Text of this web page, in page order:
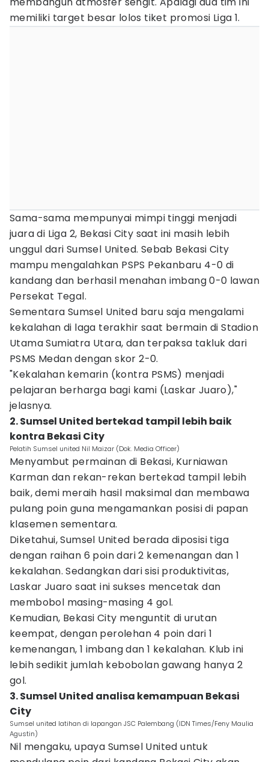
memiliki target besar lolos tiket promosi Liga 1.
Sama-sama mempunyai mimpi tinggi menjadi
juara di Liga 2, Bekasi City saat ini masih lebih
unggul dari Sumsel United. Sebab Bekasi City
mampu mengalahkan PSPS Pekanbaru 4-0 di
kandang dan berhasil menahan imbang 0-0 lawan
Persekat Tegal.
Sementara Sumsel United baru saja mengalami
kekalahan di laga terakhir saat bermain di Stadion
Utama Sumiatra Utara, dan terpaksa takluk dari
PSMS Medan dengan skor 2-0.
"Kekalahan kemarin (kontra PSMS) menjadi
pelajaran berharga bagi kami (Laskar Juaro),"
jelasnya.
2. Sumsel United bertekad tampil lebih baik
kontra Bekasi City
Pelatih Sumsel united Nil Maizar (Dok. Media Officer)
Menyambut permainan di Bekasi, Kurniawan
Karman dan rekan-rekan bertekad tampil lebih
baik, demi meraih hasil maksimal dan membawa
pulang poin guna mengamankan posisi di papan
klasemen sementara.
Diketahui, Sumsel United berada diposisi tiga
dengan raihan 6 poin dari 2 kemenangan dan 1
kekalahan. Sedangkan dari sisi produktivitas,
Laskar Juaro saat ini sukses mencetak dan
membobol masing-masing 4 gol.
Kemudian, Bekasi City menguntit di urutan
keempat, dengan perolehan 4 poin dari 1
kemenangan, 1 imbang dan 1 kekalahan. Klub ini
lebih sedikit jumlah kebobolan gawang hanya 2
gol.
3. Sumsel United analisa kemampuan Bekasi
City
Sumsel united latihan di lapangan JSC Palembang (IDN Times/Feny Maulia
Agustin)
Nil mengaku, upaya Sumsel United untuk